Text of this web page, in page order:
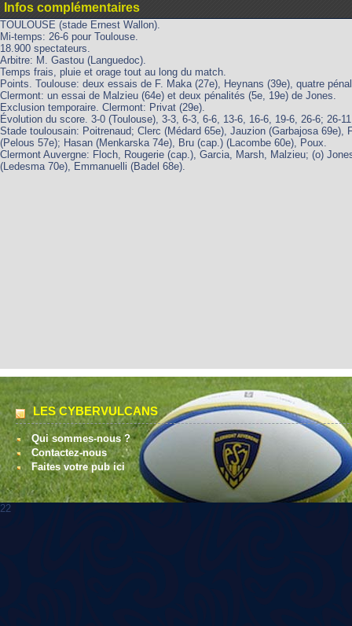
Infos complémentaires
TOULOUSE (stade Ernest Wallon).
Mi-temps: 26-6 pour Toulouse.
18.900 spectateurs.
Arbitre: M. Gastou (Languedoc).
Temps frais, pluie et orage tout au long du match.
Points. Toulouse: deux essais de F. Maka (27e), Heynans (39e), quatre
Clermont: un essai de Malzieu (64e) et deux pénalités (5e, 19e) de Jones.
Exclusion temporaire. Clermont: Privat (29e).
Évolution du score. 3-0 (Toulouse), 3-3, 6-3, 6-6, 13-6, 16-6, 19-6, 26-6; 26-
Stade toulousain: Poitrenaud; Clerc (Médard 65e), Jauzion (Garbajosa
(Pelous 57e); Hasan (Menkarska 74e), Bru (cap.) (Lacombe 60e), Poux.
Clermont Auvergne: Floch, Rougerie (cap.), Garcia, Marsh, Malzieu; (o)
(Ledesma 70e), Emmanuelli (Badel 68e).
LES CYBERVULCANS
Qui sommes-nous ?
Contactez-nous
Faites votre pub ici
22